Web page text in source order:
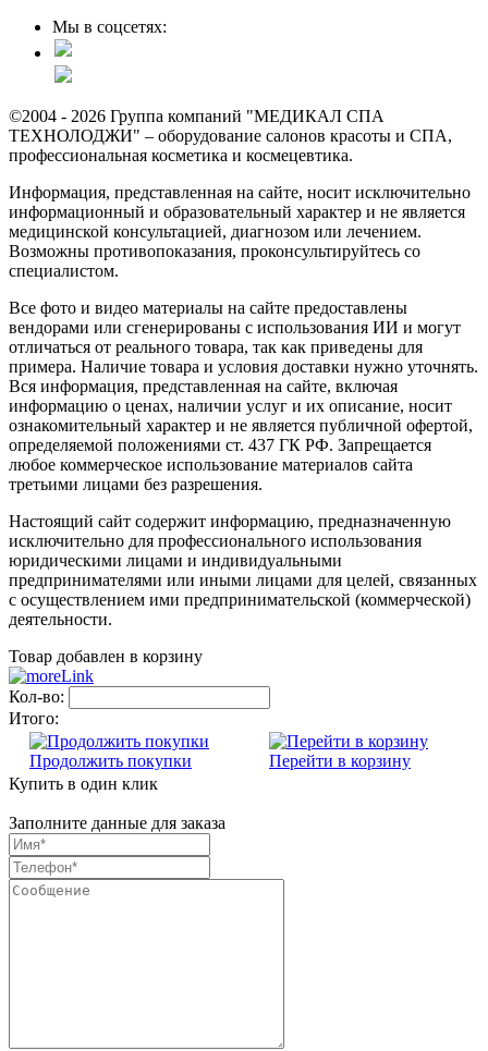
Мы в соцсетях:
©2004 - 2026 Группа компаний "МЕДИКАЛ СПА
ТЕХНОЛОДЖИ" – оборудование салонов красоты и СПА,
профессиональная косметика и космецевтика.
Информация, представленная на сайте, носит исключительно
информационный и образовательный характер и не является
медицинской консультацией, диагнозом или лечением.
Возможны противопоказания, проконсультируйтесь со
специалистом.
Все фото и видео материалы на сайте предоставлены
вендорами или сгенерированы с использования ИИ и могут
отличаться от реального товара, так как приведены для
примера. Наличие товара и условия доставки нужно уточнять.
Вся информация, представленная на сайте, включая
информацию о ценах, наличии услуг и их описание, носит
ознакомительный характер и не является публичной офертой,
определяемой положениями ст. 437 ГК РФ. Запрещается
любое коммерческое использование материалов сайта
третьими лицами без разрешения.
Настоящий сайт содержит информацию, предназначенную
исключительно для профессионального использования
юридическими лицами и индивидуальными
предпринимателями или иными лицами для целей, связанных
с осуществлением ими предпринимательской (коммерческой)
деятельности.
Товар добавлен в корзину
Кол-во:
Итого:
Продолжить покупки
Перейти в корзину
Купить в один клик
Заполните данные для заказа